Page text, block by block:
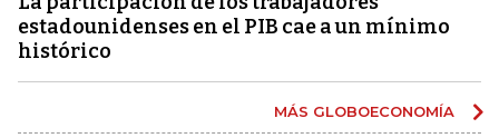
estadounidenses en el PIB cae a un mínimo
histórico
MÁS GLOBOECONOMÍA